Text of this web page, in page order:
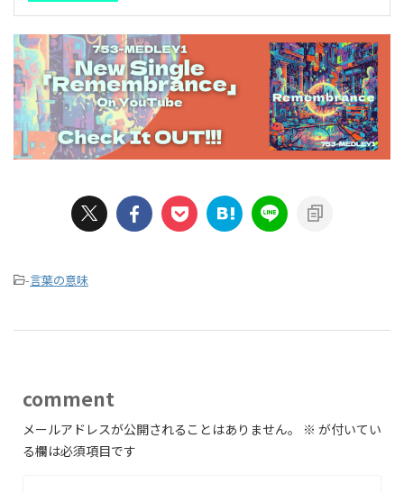
-言葉の意味
comment
メールアドレスが公開されることはありません。 ※ が付いてい
る欄は必須項目です